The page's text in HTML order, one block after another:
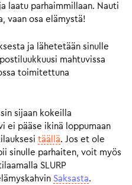
laatu parhaimmillaan. Nauti
vaan osa elämystä!
ja lähetetään sinulle
mahtuvissa
toimitettuna
sijaan kokeilla
ei pääse ikinä loppumaan
täällä. Jos et ole
sinulle parhaiten, voit myös
SLURP
Saksasta.